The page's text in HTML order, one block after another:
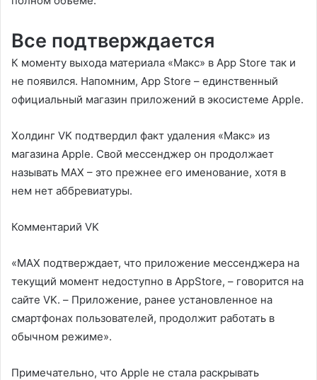
Все подтверждается
К моменту выхода материала «Макс» в App Store так и
не появился. Напомним, App Store – единственный
официальный магазин приложений в экосистеме Apple.
Холдинг VK подтвердил факт удаления «Макс» из
магазина Apple. Свой мессенджер он продолжает
называть MAX – это прежнее его именование, хотя в
нем нет аббревиатуры.
Комментарий VK
«МАХ подтверждает, что приложение мессенджера на
текущий момент недоступно в AppStore, – говорится на
сайте VK. – Приложение, ранее установленное на
смартфонах пользователей, продолжит работать в
обычном режиме».
Примечательно, что Apple не стала раскрывать